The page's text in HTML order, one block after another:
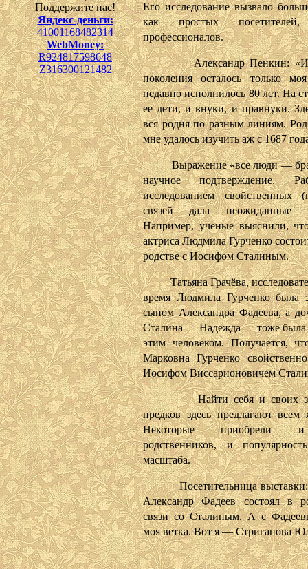
Поддержите нас!
Яндекс-деньги:
41001168482314
WebMoney:
R924817598648
Z316300121482
Его исследование вызвало
как простых
профессионалов.
Александр Пенкин: «Из
поколения осталось только
недавно исполнилось 80 лет. На
ее дети, и внуки, и правнуки.
вся родня по разным линиям.
мне удалось изучить аж с 1687
Выражение «все люди —
научное подтверждение.
исследованием свойственных
связей дала неожиданные
Например, ученые выяснили,
актриса Людмила Гурченко
родстве с Иосифом Сталиным.
Татьяна Грачёва,
время Людмила Гурченко была
сыном Александра Фадеева, а
Сталина — Надежда — тоже была
этим человеком. Получается,
Марковна Гурченко
Иосифом Виссарионовичем
Найти себя и своих
предков здесь предлагают
Некоторые приобрели
родственников, и
масштаба.
Посетительница выставки:
Александр Фадеев состоял в
связи со Сталиным. А с
моя ветка. Вот я — Стриганова